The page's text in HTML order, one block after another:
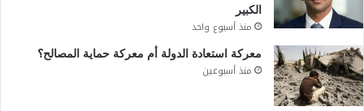
الكبير
منذ أسبوع واحد
معركة استعادة الدولة أم معركة حماية المصالح؟
منذ أسبوعين